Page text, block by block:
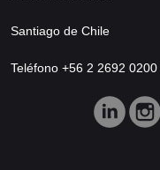
Santiago de Chile
Teléfono +56 2 2692 0200